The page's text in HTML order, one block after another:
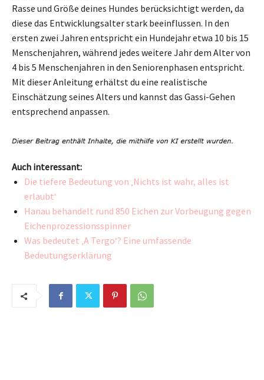
Rasse und Größe deines Hundes berücksichtigt werden, da
diese das Entwicklungsalter stark beeinflussen. In den
ersten zwei Jahren entspricht ein Hundejahr etwa 10 bis 15
Menschenjahren, während jedes weitere Jahr dem Alter von
4 bis 5 Menschenjahren in den Seniorenphasen entspricht.
Mit dieser Anleitung erhältst du eine realistische
Einschätzung seines Alters und kannst das Gassi-Gehen
entsprechend anpassen.
Auch interessant:
Die tiefere Bedeutung von ‚Nichts ist wahr, alles ist
erlaubt‘
Hanau behandelt rund 850 Eichen zur Vorbeugung gegen
Eichenprozessionsspinner
Was bedeutet ‚A Tergo‘? Eine umfassende
Bedeutungserklärung